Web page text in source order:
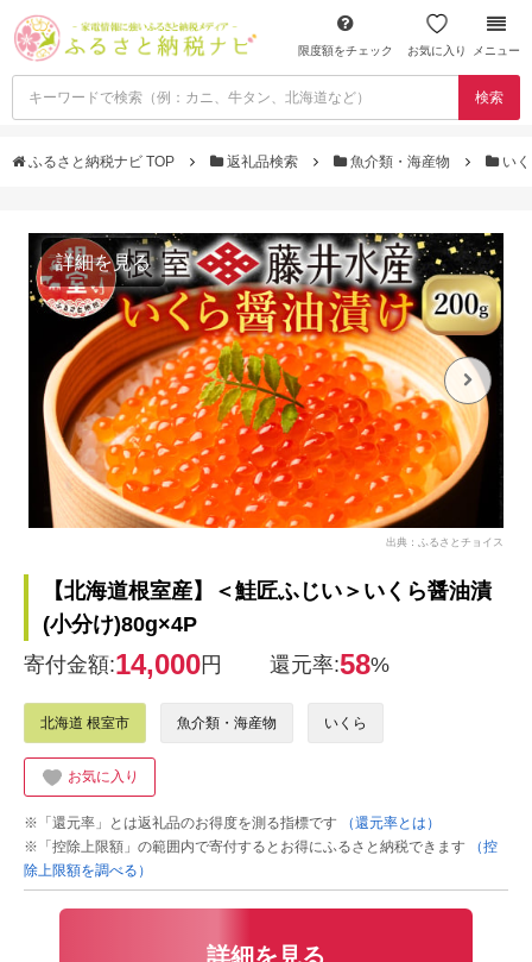
限度額をチェック お気に入り メニュー
検索
ふるさと納税ナビ TOP 返礼品検索 魚介類・海産物 い
詳細を見る
出典：ふるさとチョイス
【北海道根室産】＜鮭匠ふじい＞いくら醤油漬
(小分け)80g×4P
寄付金額:14,000円 還元率:58%
北海道 根室市 魚介類・海産物 いくら
お気に入り
※「還元率」とは返礼品のお得度を測る指標です
（還元率とは）
※「控除上限額」の範囲内で寄付するとお得にふるさと納税できます
（控
除上限額を調べる）
詳細を見る